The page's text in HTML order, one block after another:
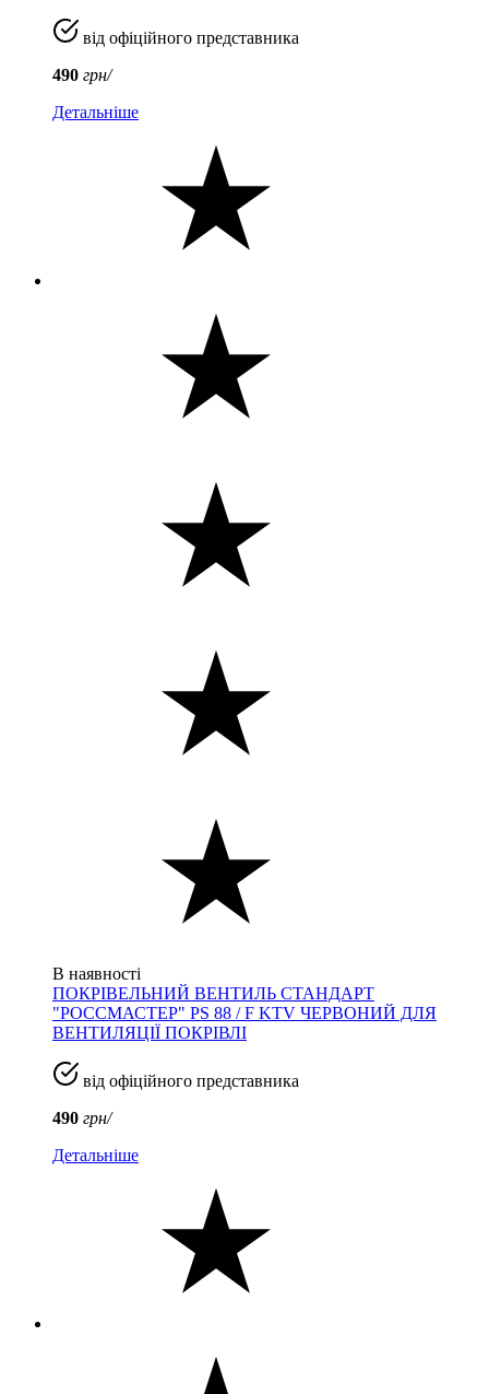
від офіційного представника
490 грн/
Детальніше
В наявності
ПОКРІВЕЛЬНИЙ ВЕНТИЛЬ СТАНДАРТ
"РОССМАСТЕР" PS 88 / F KTV ЧЕРВОНИЙ ДЛЯ
ВЕНТИЛЯЦІЇ ПОКРІВЛІ
від офіційного представника
490 грн/
Детальніше